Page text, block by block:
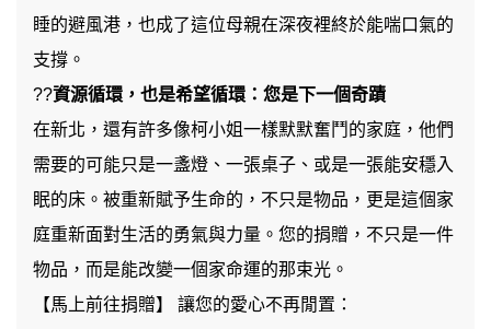
睡的避風港，也成了這位母親在深夜裡終於能喘口氣的
支撐。
??資源循環，也是希望循環：您是下一個奇蹟
在新北，還有許多像柯小姐一樣默默奮鬥的家庭，他們
需要的可能只是一盞燈、一張桌子、或是一張能安穩入
眠的床。被重新賦予生命的，不只是物品，更是這個家
庭重新面對生活的勇氣與力量。您的捐贈，不只是一件
物品，而是能改變一個家命運的那束光。
【馬上前往捐贈】 讓您的愛心不再閒置：